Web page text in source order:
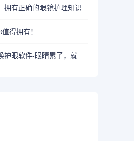
拥有正确的眼镜护理知识
得拥有！